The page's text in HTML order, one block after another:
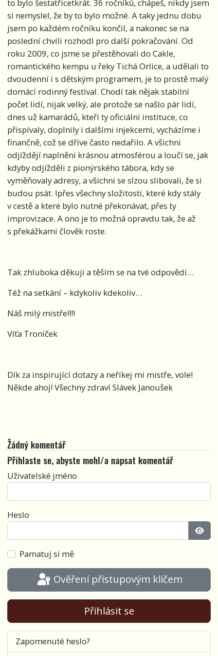
to bylo šestatřicetkrát. 36 ročníků, chápeš, nikdy jsem
si nemyslel, že by to bylo možné. A taky jednu dobu
jsem po každém ročníku končil, a nakonec se na
poslední chvíli rozhodl pro další pokračování. Od
roku 2009, co jsme se přestěhovali do Cakle,
romantického kempu u řeky Tichá Orlice, a udělali to
dvoudenní i s dětským programem, je to prostě malý
domácí rodinný festival. Chodí tak nějak stabilní
počet lidí, nijak velký, ale protože se našlo pár lidí,
dnes už kamarádů, kteří ty oficiální instituce, co
přispívaly, doplnily i dalšími injekcemi, vycházíme i
finančně, což se dříve často nedařilo. A všichni
odjíždějí naplněni krásnou atmosférou a loučí se, jak
kdyby odjížděli z pionýrského tábora, kdy se
vyměňovaly adresy, a všichni se slzou slibovali, že si
budou psát. Ipřes všechny složitosti, které kdy stály
v cestě a které bylo nutné překonávat, přes ty
improvizace. A ono je to možná opravdu tak, že až
s překážkami člověk roste.
Tak zhluboka děkuji a těším se na tvé odpovědi…
Též na setkání – kdykoliv kdekoliv…
Náš milý mistře!!!!
Víťa Troníček
Dík za inspirující dotazy a neříkej mi mistře, vole!
Někde ahoj! Všechny zdraví Slávek Janoušek
Žádný komentář
Přihlaste se, abyste mohl/a napsat komentář
Uživatelské jméno
Heslo
Pamatuj si mě
Ověření přístupovým klíčem
Přihlásit se
Zapomenuté heslo?